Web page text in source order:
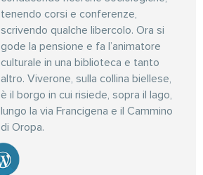
tenendo corsi e conferenze,
scrivendo qualche libercolo. Ora si
gode la pensione e fa l’animatore
culturale in una biblioteca e tanto
altro. Viverone, sulla collina biellese,
è il borgo in cui risiede, sopra il lago,
lungo la via Francigena e il Cammino
di Oropa.